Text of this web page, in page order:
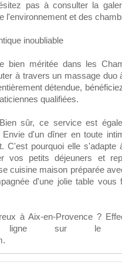
pas à consulter la
l'environnement et des
inoubliable
bien méritée dans les
à travers un massage duo
détendue,
qualifiées.
sûr, ce service est
d'un dîner en toute
C'est pourquoi elle s'adapte
vos petits déjeuners et
cuisine maison préparée
d'une jolie table vous
à Aix-en-Provence ?
ligne sur le